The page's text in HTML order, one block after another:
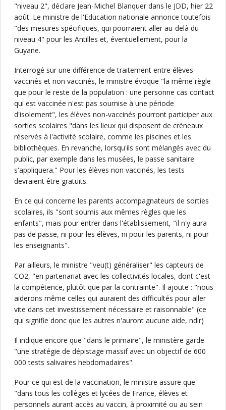
"niveau 2", déclare Jean-Michel Blanquer dans le JDD, hier 22
août. Le ministre de l'Education nationale annonce toutefois
"des mesures spécifiques, qui pourraient aller au-delà du
niveau 4" pour les Antilles et, éventuellement, pour la
Guyane.
Interrogé sur une différence de traitement entre élèves
vaccinés et non vaccinés, le ministre évoque "la même règle
que pour le reste de la population : une personne cas contact
qui est vaccinée n'est pas soumise à une période
d'isolement", les élèves non-vaccinés pourront participer aux
sorties scolaires "dans les lieux qui disposent de créneaux
réservés à l'activité scolaire, comme les piscines et les
bibliothèques. En revanche, lorsqu'ils sont mélangés avec du
public, par exemple dans les musées, le passe sanitaire
s'appliquera." Pour les élèves non vaccinés, les tests
devraient être gratuits.
En ce qui concerne les parents accompagnateurs de sorties
scolaires, ils "sont soumis aux mêmes règles que les
enfants", mais pour entrer dans l'établissement, "il n'y aura
pas de passe, ni pour les élèves, ni pour les parents, ni pour
les enseignants".
Par ailleurs, le ministre "veu(t) généraliser" les capteurs de
CO2, "en partenariat avec les collectivités locales, dont c'est
la compétence, plutôt que par la contrainte". Il ajoute : "nous
aiderons même celles qui auraient des difficultés pour aller
vite dans cet investissement nécessaire et raisonnable" (ce
qui signifie donc que les autres n'auront aucune aide, ndlr)
Il indique encore que "dans le primaire", le ministère garde
"une stratégie de dépistage massif avec un objectif de 600
000 tests salivaires hebdomadaires".
Pour ce qui est de la vaccination, le ministre assure que
"dans tous les collèges et lycées de France, élèves et
personnels aurant accès au vaccin, à proximité ou au sein